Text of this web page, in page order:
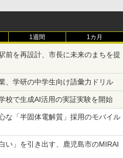
1週間 1カ月
前を再設計、市長に未来のまちを提
、学研の中学生向け語彙力ドリル
校で生成AI活用の実証実験を開始
な「半固体電解質」採用のモバイル
い」を引き出す、鹿児島市のMIRAI